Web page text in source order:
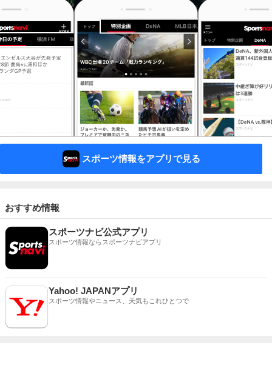
スポーツ情報をアプリで見る
おすすめ情報
スポーツナビ公式アプリ
スポーツ情報ならスポーツナビアプリ
Yahoo! JAPANアプリ
スポーツ情報やニュース、天気もこれひとつで